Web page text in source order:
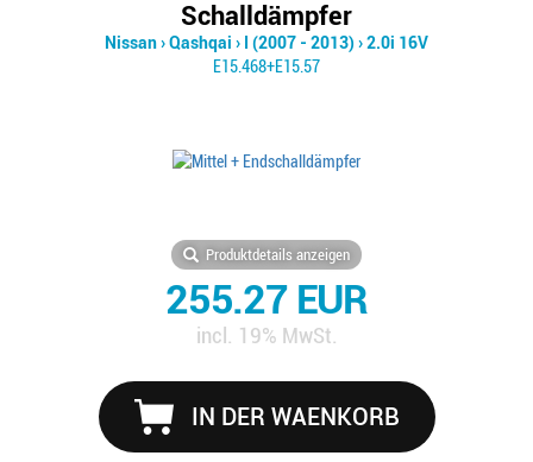
Schalldämpfer
Nissan›Qashqai › I (2007 - 2013) ›2.0i 16V
E15.468+E15.57
Produktdetails anzeigen
255.27 EUR
incl. 19% MwSt.
IN DER WAENKORB